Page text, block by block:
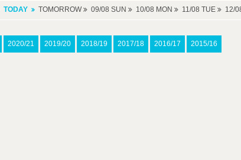
TODAY TOMORROW 09/08 SUN 10/08 MON 11/08 TUE 12/
2020/21 2019/20 2018/19 2017/18 2016/17 2015/16